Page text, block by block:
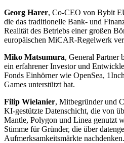
Georg Harer, Co-CEO von Bybit
die das traditionelle Bank- und
Realität des Betriebs einer großen
europäischen MiCAR-Regelwerk
Miko Matsumura, General Partner
ein erfahrener Investor und
Fonds Einhörner wie OpenSea,
Games unterstützt hat.
Filip Wielanier, Mitbegründer und
KI-gestützte Datenschicht, die von
Mantle, Polygon und Linea genutzt
Stimme für Gründer, die über
Aufmerksamkeitsmärkte nachdenken.